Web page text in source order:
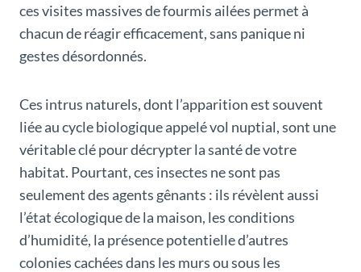
ces visites massives de fourmis ailées permet à
chacun de réagir efficacement, sans panique ni
gestes désordonnés.
Ces intrus naturels, dont l’apparition est souvent
liée au cycle biologique appelé vol nuptial, sont une
véritable clé pour décrypter la santé de votre
habitat. Pourtant, ces insectes ne sont pas
seulement des agents gênants : ils révèlent aussi
l’état écologique de la maison, les conditions
d’humidité, la présence potentielle d’autres
colonies cachées dans les murs ou sous les